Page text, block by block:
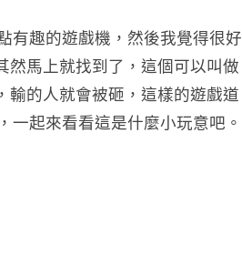
有趣的遊戲機，然後我覺得很好
然馬上就找到了，這個可以叫做
輸的人就會被砸，這樣的遊戲道
起來看看這是什麼小玩意吧。